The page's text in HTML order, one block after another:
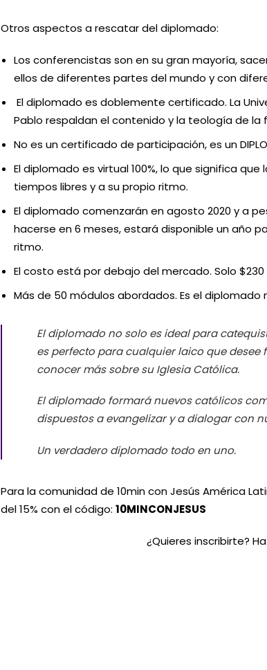
Otros aspectos a rescatar del diplomado:
Los conferencistas son en su gran mayoría,
ellos de diferentes partes del mundo y con
El diplomado es doblemente certificado. La
Pablo respaldan el contenido y la teología de la
No es un certificado de participación, es un
El diplomado es virtual 100%, lo que significa
tiempos libres y a su propio ritmo.
El diplomado comenzarán en agosto 2020 y a
hacerse en 6 meses, estará disponible un año
ritmo.
El costo está por debajo del mercado. Solo
Más de 50 módulos abordados. Es el
El diplomado no solo es ideal para
es perfecto para cualquier laico que desee
conocer más sobre su Iglesia Católica.
El diplomado formará nuevos católicos
dispuestos a evangelizar y a dialogar con
Un verdadero diplomado todo en uno.
Para la comunidad de 10min con Jesús América
del 15% con el código: 10MINCONJESUS
¿Quieres inscribirte?